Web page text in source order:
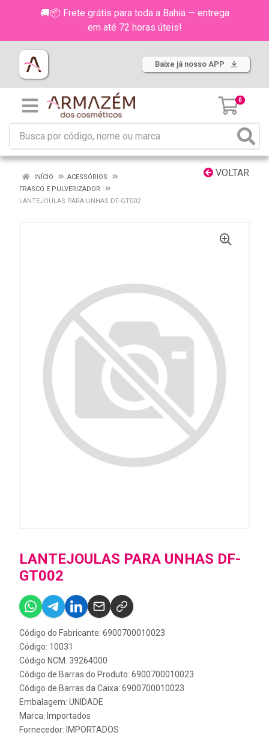
🚚📦 Frete grátis para toda a Bahia — entrega
em até 72 horas úteis!
Baixe já nosso APP
0
VOLTAR
INÍCIO
ACESSÓRIOS
FRASCO E PULVERIZADOR
LANTEJOULAS PARA UNHAS DF-GT002
LANTEJOULAS PARA UNHAS DF-
GT002
Código do Fabricante: 6900700010023
Código: 10031
Código NCM: 39264000
Código de Barras do Produto: 6900700010023
Código de Barras da Caixa: 6900700010023
Embalagem: UNIDADE
Marca: Importados
Fornecedor: IMPORTADOS